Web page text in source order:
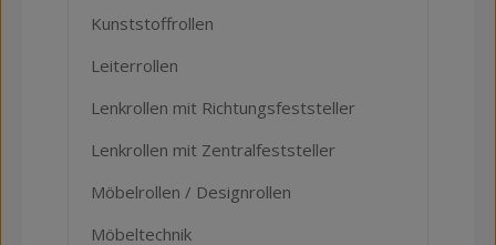
Kunststoffrollen
Leiterrollen
Lenkrollen mit Richtungsfeststeller
Lenkrollen mit Zentralfeststeller
Möbelrollen / Designrollen
Möbeltechnik